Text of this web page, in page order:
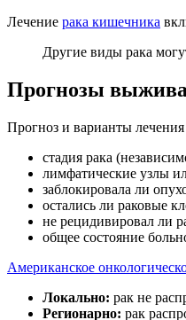
Лечение рака кишечника
Другие виды рака
Прогнозы
Прогноз и варианты
стадия рака
лимфатические узлы
заблокировала ли
остались ли раковые
не рецидивировал ли
общее состояние
Американское
Локально: рак не
Регионарно: рак